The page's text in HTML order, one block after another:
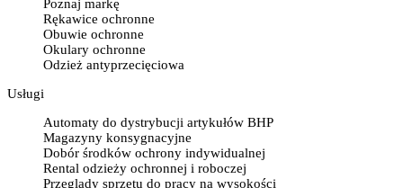
Poznaj markę
Rękawice ochronne
Obuwie ochronne
Okulary ochronne
Odzież antyprzecięciowa
Usługi
Automaty do dystrybucji artykułów BHP
Magazyny konsygnacyjne
Dobór środków ochrony indywidualnej
Rental odzieży ochronnej i roboczej
Przeglądy sprzętu do pracy na wysokości